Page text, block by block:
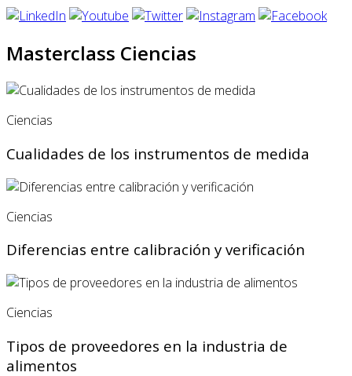
Masterclass Ciencias
Ciencias
Cualidades de los instrumentos de medida
Ciencias
Diferencias entre calibración y verificación
Ciencias
Tipos de proveedores en la industria de
alimentos